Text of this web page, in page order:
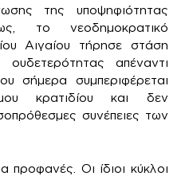
της υποψηφιότητας
το νεοδημοκρατικό
Αιγαίου τήρησε στάση
απέναντι
σήμερα συμπεριφέρεται
κρατιδίου και δεν
συνέπειες των
προφανές. Οι ίδιοι κύκλοι